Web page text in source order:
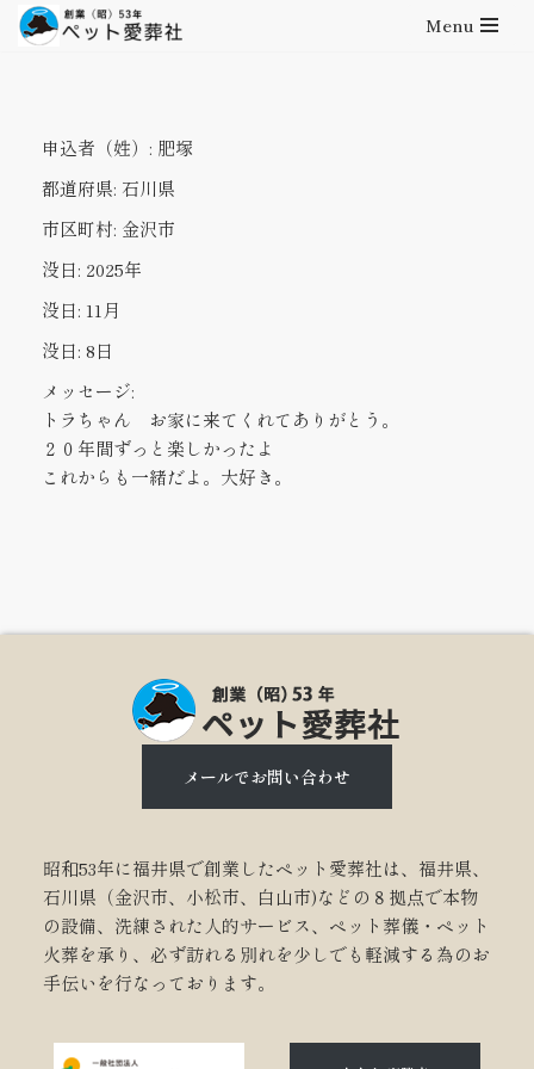
Menu
申込者（姓）: 肥塚
都道府県: 石川県
市区町村: 金沢市
没日: 2025年
没日: 11月
没日: 8日
メッセージ:
トラちゃん お家に来てくれてありがとう。
２０年間ずっと楽しかったよ
これからも一緒だよ。大好き。
メールでお問い合わせ
昭和53年に福井県で創業したペット愛葬社は、福井県、
石川県（金沢市、小松市、白山市)などの８拠点で本物
の設備、洗練された人的サービス、ペット葬儀・ペット
火葬を承り、必ず訪れる別れを少しでも軽減する為のお
手伝いを行なっております。